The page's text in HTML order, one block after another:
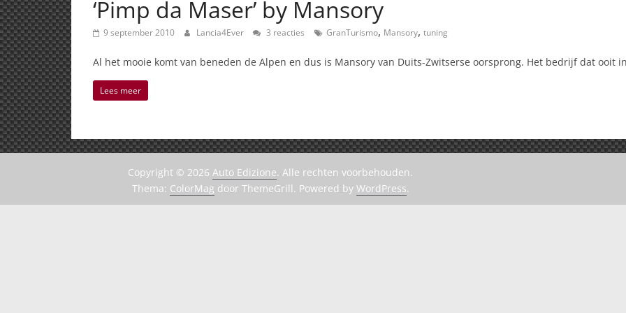
‘Pimp da Maser’ by Mansory
9 september 2010 Lancia4Ever 3 reacties GranTurismo, Mansory, tuning
Al het mooie komt van beneden de Alpen en dus is Mansory van Duits-Zwitserse oorsprong. Het bedrijf dat ooit
Lees meer
Copyright © 2026 Auto Edizione. Alle rechten voorbehouden.
Thema: ColorMag door ThemeGrill. Powered by WordPress.